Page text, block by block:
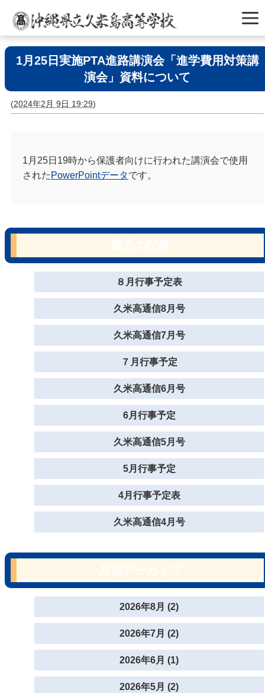
1月25日実施PTA進路講演会「進学費用対策講
演会」資料について
(2024年2月 9日 19:29)
1月25日19時から保護者向けに行われた講演会で使用
された PowerPointデータです。
８月行事予定表
久米高通信8月号
久米高通信7月号
７月行事予定
久米高通信6月号
6月行事予定
久米高通信5月号
5月行事予定
4月行事予定表
久米高通信4月号
2026年8月 (2)
2026年7月 (2)
2026年6月 (1)
2026年5月 (2)